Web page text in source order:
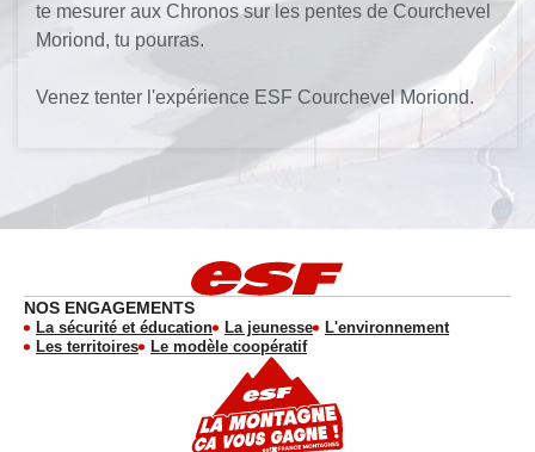
te mesurer aux Chronos sur les pentes de Courchevel
Moriond, tu pourras.
Venez tenter l'expérience ESF Courchevel Moriond.
NOS ENGAGEMENTS
La sécurité et éducation La jeunesse
L'environnement
Les territoires
Le modèle coopératif